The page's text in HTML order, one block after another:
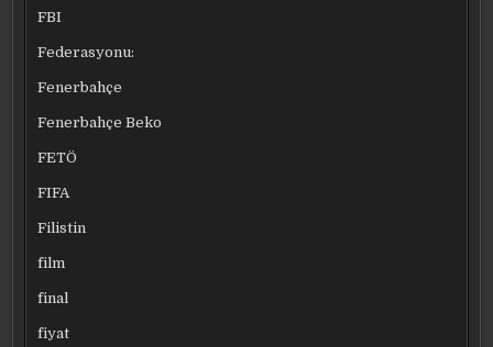
FBI
Federasyonu:
Fenerbahçe
Fenerbahçe Beko
FETÖ
FIFA
Filistin
film
final
fiyat